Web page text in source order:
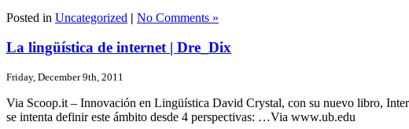
Share
Posted in Uncategorized | No Comments »
La lingüística de internet | Dre_Dix
Friday, December 9th, 2011
Via Scoop.it – Innovación en Lingüística David Crystal, con su nuevo libro,
se intenta definir este ámbito desde 4 perspectivas: …Via www.ub.edu